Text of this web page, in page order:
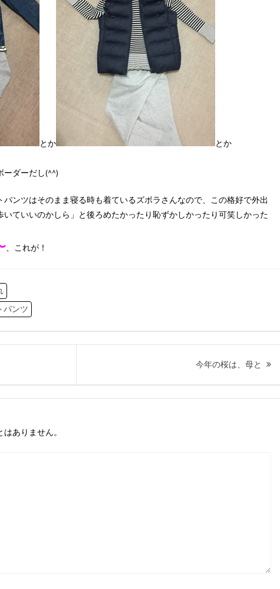
とか
とか
ダーだし(^^)ゞ
ンツはそのまま寝る時も着ているズボラさんなので、この格好で外出
いていいのかしら」と後ろめたかったり恥ずかしかったり可笑しかった
、これが！
パンツ
今年の桜は、母と
次
ありません。